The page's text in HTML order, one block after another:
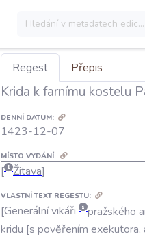
Regest Přepis
Krida k farnímu kostelu
DENNÍ DATUM:
1423-12-07
MÍSTO VYDÁNÍ:
Žitava
VLASTNÍ TEXT REGESTU:
Generálnívikáři pražského
kridu s pověřením exekutora,